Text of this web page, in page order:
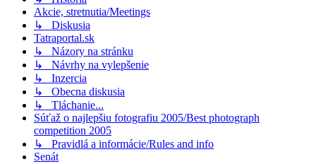
Akcie, stretnutia/Meetings
↳ Diskusia
Tatraportal.sk
↳ Názory na stránku
↳ Návrhy na vylepšenie
↳ Inzercia
↳ Obecna diskusia
↳ Tláchanie...
Súťaž o najlepšiu fotografiu 2005/Best photograph
competition 2005
↳ Pravidlá a informácie/Rules and info
Senát